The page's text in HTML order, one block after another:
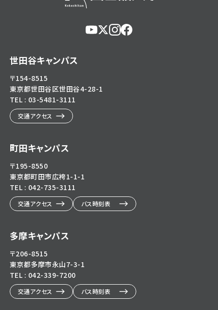
世田谷キャンパス
〒154-8515
東京都世田谷区世田谷4-28-1
TEL : 03-5481-3111
交通アクセス
町田キャンパス
〒195-8550
東京都町田市広袴1-1-1
TEL : 042-735-3111
交通アクセス バス時刻表
多摩キャンパス
〒206-8515
東京都多摩市永山7-3-1
TEL : 042-339-7200
交通アクセス バス時刻表